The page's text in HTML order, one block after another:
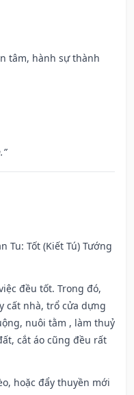
tâm, hành sự thành
Tu: Tốt (Kiết Tú) Tướng
đều tốt. Trong đó,
cất nhà, trổ cửa dựng
nuôi tằm , làm thuỷ
cắt áo cũng đều rất
hoặc đẩy thuyền mới